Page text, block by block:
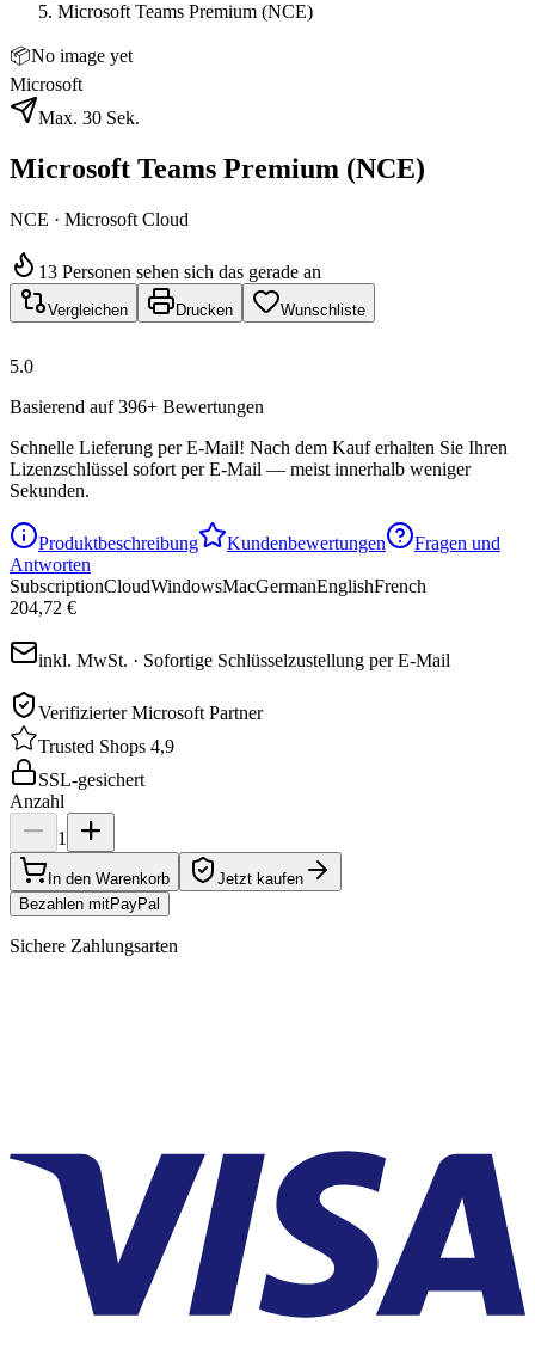
Microsoft Teams Premium (NCE)
📦No image yet
Microsoft
Max. 30 Sek.
Microsoft Teams Premium (NCE)
NCE · Microsoft Cloud
13 Personen sehen sich das gerade an
Vergleichen Drucken Wunschliste
5.0
Basierend auf 396+ Bewertungen
Schnelle Lieferung per E-Mail! Nach dem Kauf erhalten Sie Ihren
Lizenzschlüssel sofort per E-Mail — meist innerhalb weniger
Sekunden.
Produktbeschreibung Kundenbewertungen
Fragen und
Antworten
SubscriptionCloudWindowsMacGermanEnglishFrench
204,72 €
inkl. MwSt. · Sofortige Schlüsselzustellung per E-Mail
Verifizierter Microsoft Partner
Trusted Shops 4,9
SSL-gesichert
Anzahl
1
In den Warenkorb
Jetzt kaufen
Bezahlen mitPayPal
Sichere Zahlungsarten